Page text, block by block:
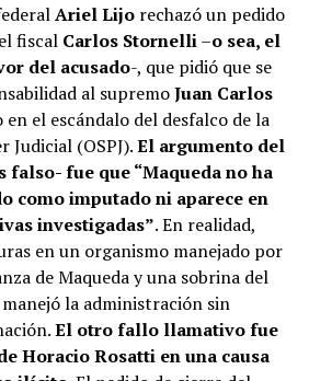
Ariel Lijorechazó un pedido
fiscal Carlos Stornelli–o sea, el
del acusado-, que pidió que se
al supremoJuan Carlos
el escándalo del desfalco de la
Judicial (OSPJ).El argumento del
falso- fue que “Maqueda no ha
como imputado ni aparece en
investigadas”. En realidad,
en un organismo manejado por
de Maqueda y una sobrina del
la administración sin
El otro fallo llamativo fue
Horacio Rosatti en una causa